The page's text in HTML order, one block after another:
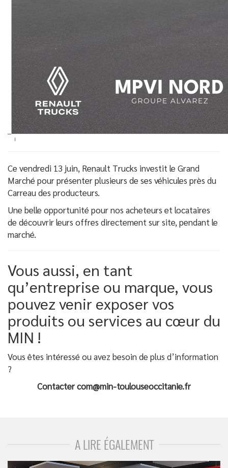
Ce vendredi 13 juin, Renault Trucks investit le Grand
Marché pour présenter plusieurs de ses véhicules près du
Carreau des producteurs.
Une belle opportunité pour nos acheteurs et locataires
de découvrir leurs offres directement sur site, pendant le
marché.
Vous aussi, en tant
qu’entreprise ou marque, vous
pouvez venir exposer vos
produits ou services au cœur du
MIN !
Vous êtes intéressé ou avez besoin de plus d’information
?
Contacter com@min-toulouseoccitanie.fr
A LIRE ÉGALEMENT